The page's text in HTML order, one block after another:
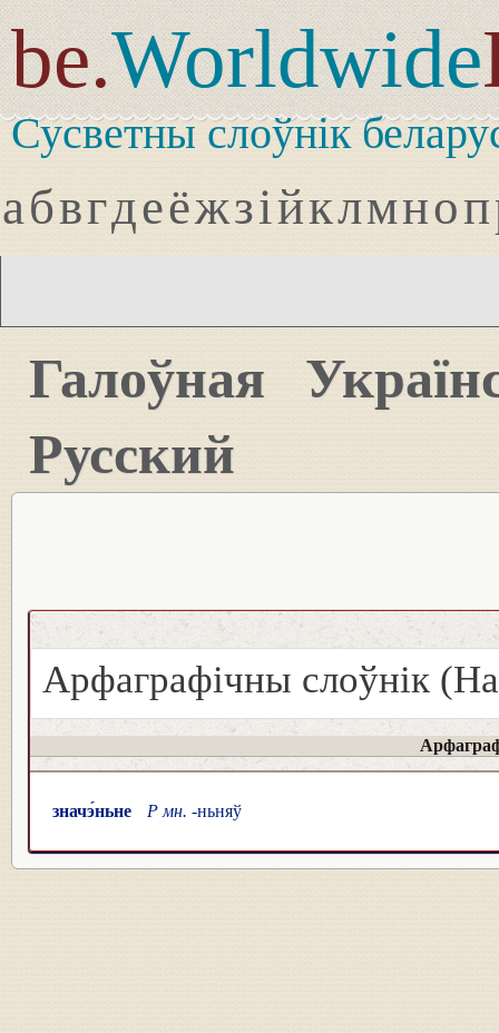
be.Worldwide
Сусветны слоўнік
абвгдеёжзійклмноп
Галоўная
Русский
Арфаграфічны слоўнік
значэ́ньне Р мн. -ньняў